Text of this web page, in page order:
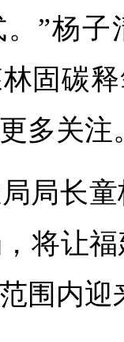
”杨
固碳
多关注
局长
将让
围内